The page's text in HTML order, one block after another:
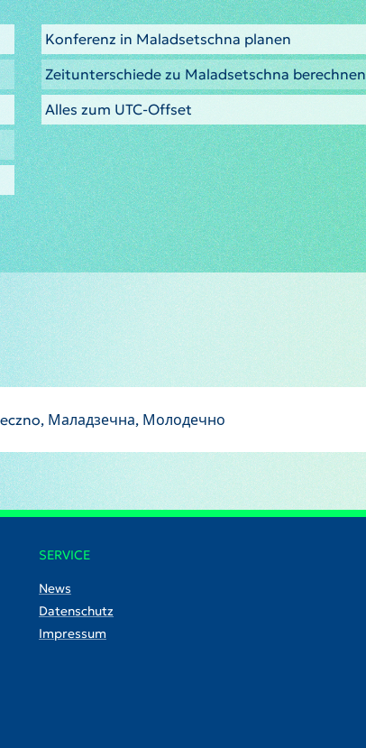
Konferenz in Maladsetschna planen
Zeitunterschiede zu Maladsetschna berechnen
Alles zum UTC-Offset
Маладзечна, Молодечно
SERVICE
News
Datenschutz
Impressum